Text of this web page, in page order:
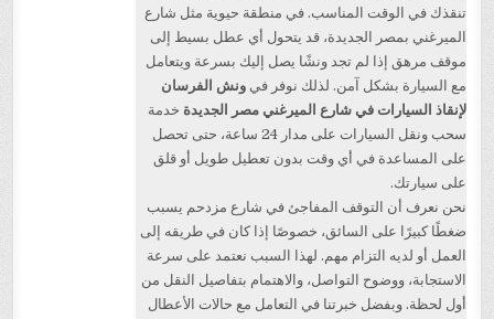
تنقذك في الوقت المناسب. في منطقة حيوية مثل شارع
الميرغني بمصر الجديدة، قد يتحول أي عطل بسيط إلى
موقف مرهق إذا لم تجد ونشًا يصل إليك بسرعة ويتعامل
مع السيارة بشكل آمن. لذلك نوفر فيونش الفرسان
لإنقاذ السيارات في شارع الميرغني مصر الجديدة خدمة
سحب ونقل السيارات على مدار 24 ساعة، حتى تحصل
على المساعدة في أي وقت بدون تعطيل طويل أو قلق
على سيارتك.
نحن نعرف أن التوقف المفاجئ في شارع مزدحم يسبب
ضغطًا كبيرًا على السائق، خصوصًا إذا كان في طريقه إلى
العمل أو لديه التزام مهم. لهذا السبب نعتمد على سرعة
الاستجابة، ووضوح التواصل، والاهتمام بتفاصيل النقل من
أول لحظة. وبفضل خبرتنا في التعامل مع حالات الأعطال